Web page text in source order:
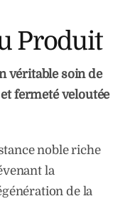
Produit
véritable soin de
fermeté veloutée
noble riche
la
de la